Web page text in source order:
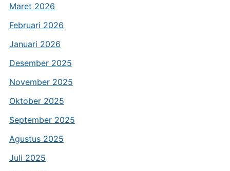
Maret 2026
Februari 2026
Januari 2026
Desember 2025
November 2025
Oktober 2025
September 2025
Agustus 2025
Juli 2025